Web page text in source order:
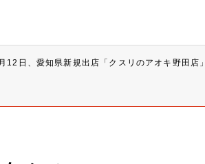
12日、愛知県新規出店「クスリのアオキ野田店